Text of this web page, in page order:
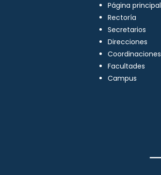
Página principal
Rectoría
Secretarios
Direcciones
Coordinaciones
Facultades
Campus